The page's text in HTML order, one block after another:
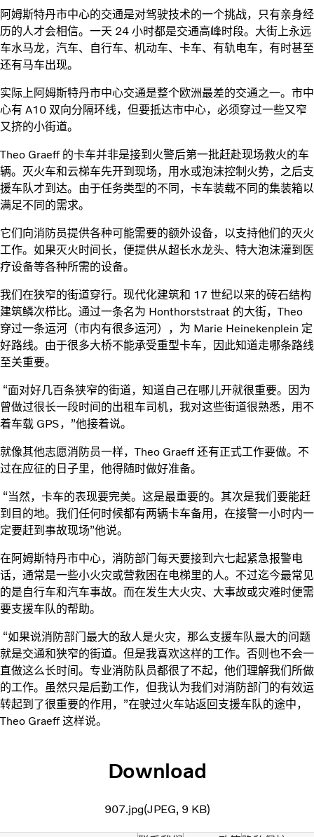
阿姆斯特丹市中心的交通是对驾驶技术的一个挑战，只有亲身经
历的人才会相信。一天 24 小时都是交通高峰时段。大街上永远
车水马龙，汽车、自行车、机动车、卡车、有轨电车，有时甚至
还有马车出现。
实际上阿姆斯特丹市中心交通是整个欧洲最差的交通之一。市中
心有 A10 双向分隔环线，但要抵达市中心，必须穿过一些又窄
又挤的小街道。
Theo Graeff 的卡车并非是接到火警后第一批赶赴现场救火的车
辆。灭火车和云梯车先开到现场，用水或泡沫控制火势，之后支
援车队才到达。由于任务类型的不同，卡车装载不同的集装箱以
满足不同的需求。
它们向消防员提供各种可能需要的额外设备，以支持他们的灭火
工作。如果灭火时间长，便提供从超长水龙头、特大泡沫灌到医
疗设备等各种所需的设备。
我们在狭窄的街道穿行。现代化建筑和 17 世纪以来的砖石结构
建筑鳞次栉比。通过一条名为 Honthorststraat 的大街，Theo
穿过一条运河（市内有很多运河），为 Marie Heinekenplein 定
好路线。由于很多大桥不能承受重型卡车，因此知道走哪条路线
至关重要。
“面对好几百条狭窄的街道，知道自己在哪儿开就很重要。因为
曾做过很长一段时间的出租车司机，我对这些街道很熟悉，用不
着车载 GPS，”他接着说。
就像其他志愿消防员一样，Theo Graeff 还有正式工作要做。不
过在应征的日子里，他得随时做好准备。
“当然，卡车的表现要完美。这是最重要的。其次是我们要能赶
到目的地。我们任何时候都有两辆卡车备用，在接警一小时内一
定要赶到事故现场”他说。
在阿姆斯特丹市中心，消防部门每天要接到六七起紧急报警电
话，通常是一些小火灾或营救困在电梯里的人。不过迄今最常见
的是自行车和汽车事故。而在发生大火灾、大事故或灾难时便需
要支援车队的帮助。
“如果说消防部门最大的敌人是火灾，那么支援车队最大的问题
就是交通和狭窄的街道。但是我喜欢这样的工作。否则也不会一
直做这么长时间。专业消防队员都很了不起，他们理解我们所做
的工作。虽然只是后勤工作，但我认为我们对消防部门的有效运
转起到了很重要的作用，”在驶过火车站返回支援车队的途中，
Theo Graeff 这样说。
Download
907.jpg JPEG 9 KB